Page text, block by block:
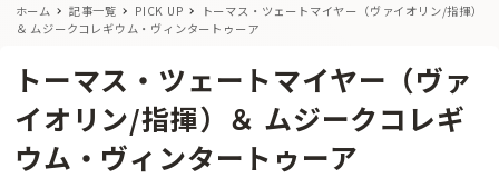
ホーム 記事一覧 PICK UP
トーマス・ツェートマイヤー（ヴァイオリン/指揮）
＆ ムジークコレギウム・ヴィンタートゥーア
トーマス・ツェートマイヤー（ヴァ
イオリン/指揮）＆ ムジークコレギ
ウム・ヴィンタートゥーア